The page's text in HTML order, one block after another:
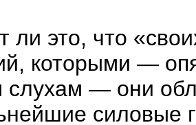
ли это, что
которыми —
слухам — они
силовые